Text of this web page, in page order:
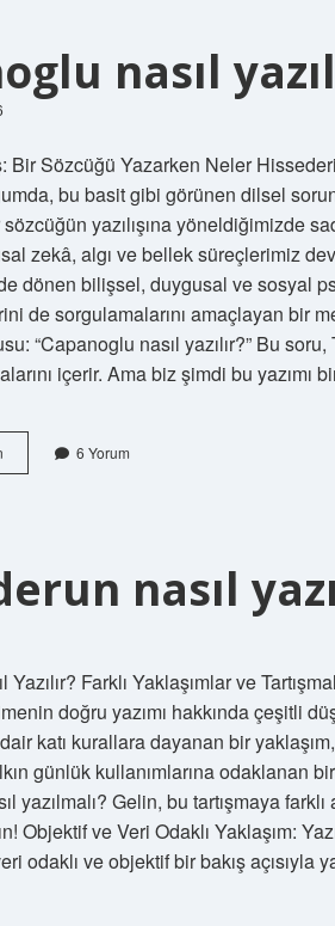
nasıl
Bir Sözcüğü Yazarken Neler
bu basit gibi görünen dilsel
yazılışına yöneldiğimizde
zekâ, algı ve bellek süreçlerimiz
dönen bilişsel, duygusal ve sosyal
de sorgulamalarını amaçlayan bir
“Capanoglu nasıl yazılır?” Bu
içerir. Ama biz şimdi bu yazımı
Capanoglu
nasıl
6 Yorum
nasıl
Yazılır? Farklı Yaklaşımlar ve
doğru yazımı hakkında çeşitli
katı kurallara dayanan bir
günlük kullanımlarına odaklanan
yazılmalı? Gelin, bu tartışmaya
Objektif ve Veri Odaklı Yaklaşım:
odaklı ve objektif bir bakış açısıyla